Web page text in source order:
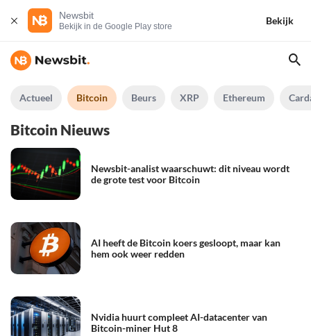
Newsbit
Bekijk in de Google Play store
Bekijk
Actueel Bitcoin Beurs XRP Ethereum
Bitcoin Nieuws
Newsbit-analist waarschuwt: dit niveau wordt
de grote test voor Bitcoin
AI heeft de Bitcoin koers gesloopt, maar kan
hem ook weer redden
Nvidia huurt compleet AI-datacenter van
Bitcoin-miner Hut 8